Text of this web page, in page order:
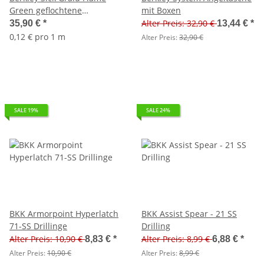
Green geflochtene
Angelschnur 300 m
35,90 € *
0,12 € pro 1 m
mit Boxen
Alter Preis: 32,90 €13,44 € *
Alter Preis:32,90 €
SALE 19%
BKK Armorpoint Hyperlatch
71-SS Drillinge
Alter Preis: 10,90 €8,83 € *
Alter Preis:10,90 €
SALE 24%
BKK Assist Spear - 21 SS
Drilling
Alter Preis: 8,99 €6,88 € *
Alter Preis:8,99 €